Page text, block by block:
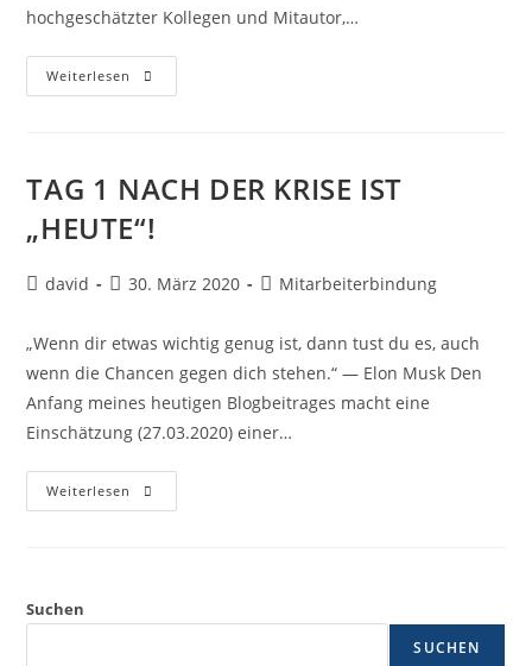
hochgeschätzter Kollegen und Mitautor,…
Weiterlesen
TAG 1 NACH DER KRISE IST
„HEUTE“!
david 30. März 2020 Mitarbeiterbindung
„Wenn dir etwas wichtig genug ist, dann tust du es, auch
wenn die Chancen gegen dich stehen.“ — Elon Musk Den
Anfang meines heutigen Blogbeitrages macht eine
Einschätzung (27.03.2020) einer…
Weiterlesen
Suchen
SUCHEN